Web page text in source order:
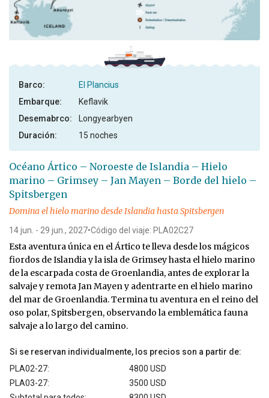
Océano Ártico – Noroeste de Islandia – Hielo
marino – Grimsey – Jan Mayen – Borde del hielo –
Spitsbergen
Domina el hielo marino desde Islandia hasta Spitsbergen
14 jun. - 29 jun., 2027•Código del viaje: PLA02C27
Esta aventura única en el Ártico te lleva desde los mágicos
fiordos de Islandia y la isla de Grimsey hasta el hielo marino
de la escarpada costa de Groenlandia, antes de explorar la
salvaje y remota Jan Mayen y adentrarte en el hielo marino
del mar de Groenlandia. Termina tu aventura en el reino del
oso polar, Spitsbergen, observando la emblemática fauna
salvaje a lo largo del camino.
Si se reservan individualmente, los precios son a partir de:
PLA02-27:
4800 USD
PLA03-27:
3500 USD
Barco:
El Plancius
Embarque:
Keflavik
Desemabrco:
Longyearbyen
Duración:
15 noches